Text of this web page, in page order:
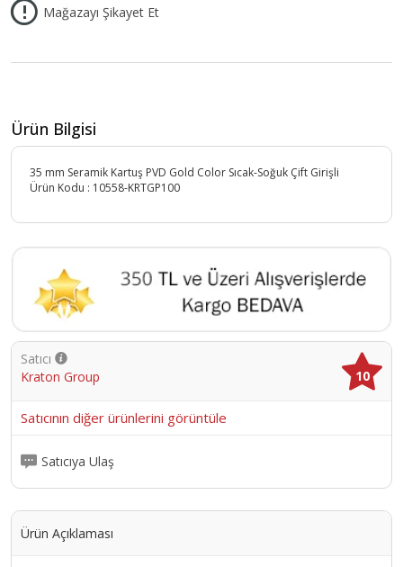
Mağazayı Şikayet Et
Ürün Bilgisi
35 mm Seramik Kartuş PVD Gold Color Sıcak-Soğuk Çift Girişli
Ürün Kodu : 10558-KRTGP100
Satıcı
Kraton Group
10
Satıcının diğer ürünlerini görüntüle
Satıcıya Ulaş
Ürün Açıklaması